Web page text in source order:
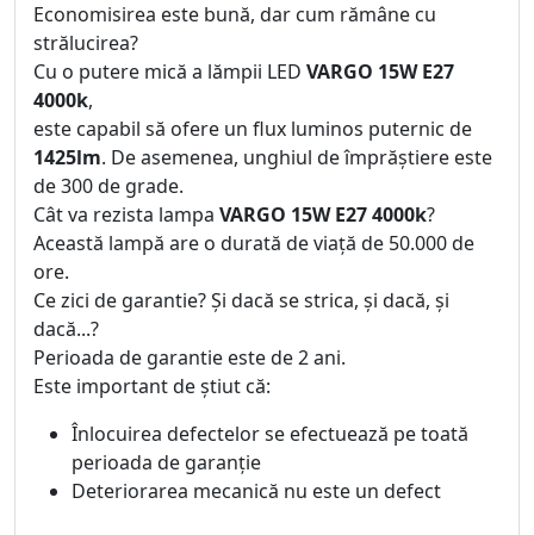
Economisirea este bună, dar cum rămâne cu
strălucirea?
Cu o putere mică a lămpii LED VARGO 15W E27
4000k,
este capabil să ofere un flux luminos puternic de
1425lm. De asemenea, unghiul de împrăștiere este
de 300 de grade.
Cât va rezista lampa VARGO 15W E27 4000k?
Această lampă are o durată de viață de 50.000 de
ore.
Ce zici de garantie? Și dacă se strica, și dacă, și
dacă...?
Perioada de garantie este de 2 ani.
Este important de știut că:
Înlocuirea defectelor se efectuează pe toată
perioada de garanție
Deteriorarea mecanică nu este un defect